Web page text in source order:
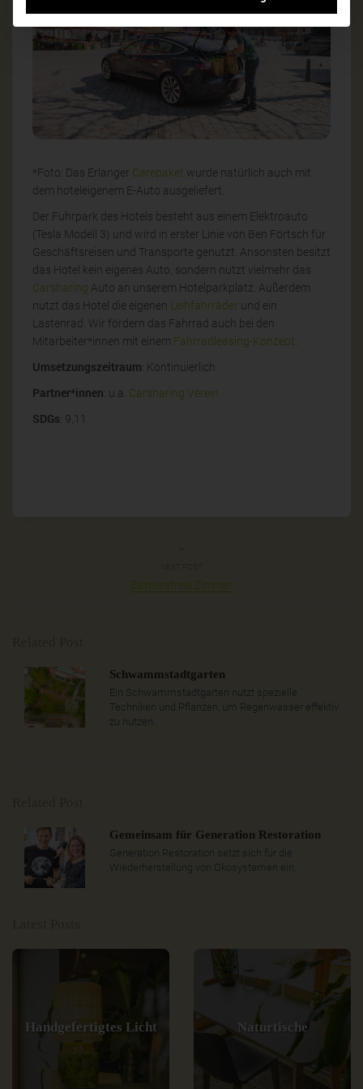
*Foto: Das Erlanger Carepaket wurde natürlich auch mit
dem hoteleigenem E-Auto ausgeliefert.
Der Fuhrpark des Hotels besteht aus einem Elektroauto
(Tesla Modell 3) und wird in erster Linie von Ben Förtsch für
Geschäftsreisen und Transporte genutzt. Ansonsten besitzt
das Hotel kein eigenes Auto, sondern nutzt vielmehr das
Carsharing Auto an unserem Hotelparkplatz. Außerdem
nutzt das Hotel die eigenen Leihfahrräder und ein
Lastenrad. Wir fördern das Fahrrad auch bei den
Mitarbeiter*innen mit einem Fahrradleasing-Konzept.
Umsetzungszeitraum: Kontinuierlich
Partner*innen: u.a. Carsharing Verein
SDGs: 9,11
Barrierefreie Zimmer
Schwammstadtgarten
Ein Schwammstadtgarten nutzt spezielle
Techniken und Pflanzen, um Regenwasser effektiv
zu nutzen.
Gemeinsam für Generation Restoration
Generation Restoration setzt sich für die
Wiederherstellung von Ökosystemen ein.
Handgefertigtes Licht Naturtische